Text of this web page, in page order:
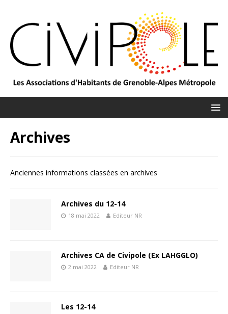
Archives
Anciennes informations classées en archives
Archives du 12-14
18 mai 2022 Editeur NR
Archives CA de Civipole (Ex LAHGGLO)
2 mai 2022 Editeur NR
Les 12-14